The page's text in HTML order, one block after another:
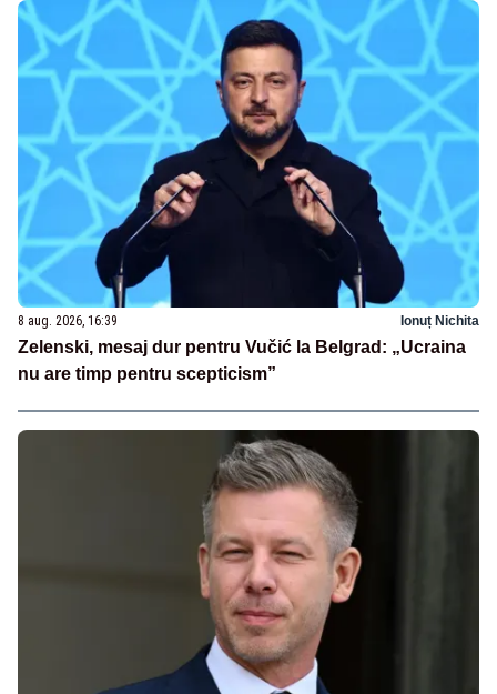
8 aug. 2026, 16:39 Ionuț Nichita
Zelenski, mesaj dur pentru Vučić la Belgrad: „Ucraina
nu are timp pentru scepticism”